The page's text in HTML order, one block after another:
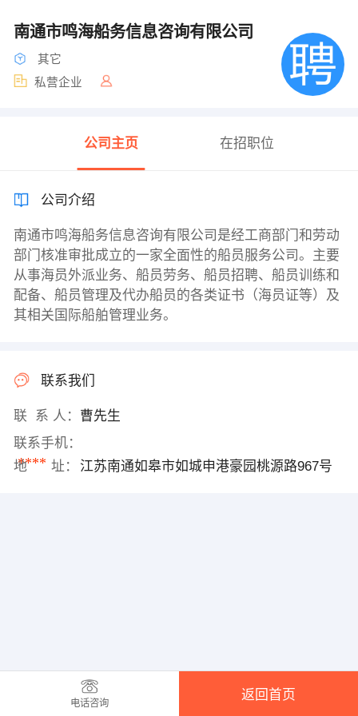
南通市鸣海船务信息咨询有限公司
其它
私营企业
公司主页 在招职位
公司介绍
南通市鸣海船务信息咨询有限公司是经工商部门和劳动
部门核准审批成立的一家全面性的船员服务公司。主要
从事海员外派业务、船员劳务、船员招聘、船员训练和
配备、船员管理及代办船员的各类证书（海员证等）及
其相关国际船舶管理业务。
联系我们
联 系 人： 曹先生
联系手机：
****
地 址： 江苏南通如皋市如城申港豪园桃源路967号
电话咨询
返回首页